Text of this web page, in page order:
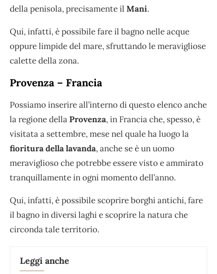
della penisola, precisamente il Mani.
Qui, infatti, è possibile fare il bagno nelle acque
oppure limpide del mare, sfruttando le meravigliose
calette della zona.
Provenza – Francia
Possiamo inserire all’interno di questo elenco anche
la regione dellaProvenza, in Francia che, spesso, è
visitata a settembre, mese nel quale ha luogo la
fioritura della lavanda, anche se è un uomo
meraviglioso che potrebbe essere visto e ammirato
tranquillamente in ogni momento dell’anno.
Qui, infatti, è possibile scoprire borghi antichi, fare
il bagno in diversi laghi e scoprire la natura che
circonda tale territorio.
Leggi anche